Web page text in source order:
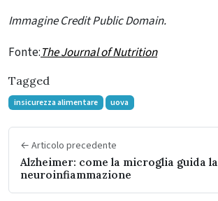
Immagine Credit Public Domain.
Fonte:The Journal of Nutrition
Tagged
insicurezza alimentare uova
← Articolo precedente
Alzheimer: come la microglia guida la
neuroinfiammazione